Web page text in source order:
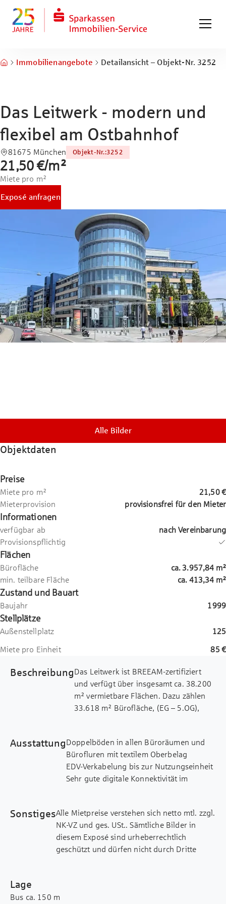
Zum Fuß springen
Immobilienangebote Detailansicht – Objekt-Nr. 3252
Das Leitwerk - modern und
flexibel am Ostbahnhof
81675 München Objekt-Nr.:3252
21,50 €/m²
Miete pro m²
Exposé anfragen
Alle Bilder
Objektdaten
Preise
Miete pro m²
21,50 €
Mieterprovision
provisionsfrei für den Mieter
Informationen
verfügbar ab
nach Vereinbarung
Provisionspflichtig
Flächen
Bürofläche ca.3.957,84 m²
min. teilbare Fläche
ca. 413,34 m²
Zustand und Bauart
Baujahr 1999
Stellplätze
Außenstellplatz 125
Miete pro Einheit 85 €
BeschreibungDas Leitwerk ist BREEAM-zertifiziert
und verfügt über insgesamt ca. 38.200
m² vermietbare Flächen. Dazu zählen
33.618 m² Bürofläche, (EG – 5.OG),
Die beiden Untergeschosse
beherbergen neben den Lagerflächen
eine Tiefgarage mit 396 Auto-
Stellplätzen (Wallboxen möglich) und
zu sechs voneinander unabhängig
erschließbaren Einheiten darstellbar. Es
stehen Büroflächen ab einer Größe von
ca. 280 m² zur Anmietung zur
AusstattungDoppelböden in allen Büroräumen und
Bürofluren mit textilem Oberbelag
EDV-Verkabelung bis zur Nutzungseinheit
Sehr gute digitale Konnektivität im
Flexibles Achsraster von 1,35 m lässt die
Implementierung aller gängigen
Bürokonzepte wie bspw. Open Space,
Kombi- oder Einzelbüro zu
SonstigesAlle Mietpreise verstehen sich netto mtl. zzgl.
NK-VZ und ges. USt.. Sämtliche Bilder in
diesem Exposé sind urheberrechtlich
geschützt und dürfen nicht durch Dritte
Angaben über das Objekt beruhen auf
Lage
Bus ca. 150 m